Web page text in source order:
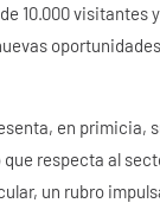
10.000 visitantes
en primicia,
respecta al
un rubro